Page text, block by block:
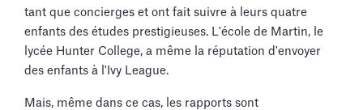
tant que concierges et ont fait suivre à leurs quatre
enfants des études prestigieuses. L'école de Martin, le
lycée Hunter College, a même la réputation d'envoyer
des enfants à l'Ivy League.
Mais, même dans ce cas, les rapports sont